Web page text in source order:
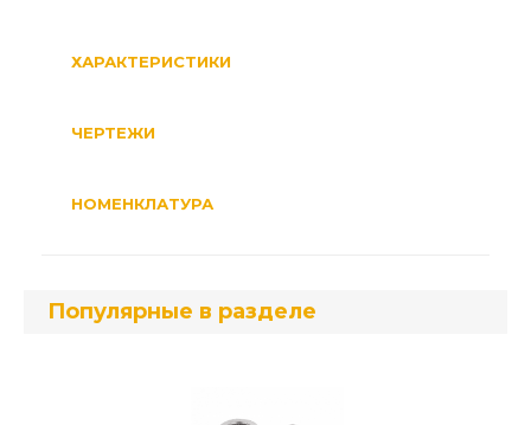
ХАРАКТЕРИСТИКИ
ЧЕРТЕЖИ
НОМЕНКЛАТУРА
Популярные в разделе